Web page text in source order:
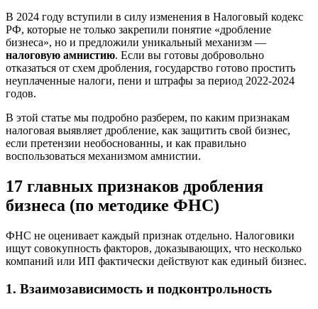
В 2024 году вступили в силу изменения в Налоговый кодекс
РФ, которые не только закрепили понятие «дробление
бизнеса», но и предложили уникальный механизм —
налоговую амнистию. Если вы готовы добровольно
отказаться от схем дробления, государство готово простить
неуплаченные налоги, пени и штрафы за период 2022-2024
годов.
В этой статье мы подробно разберем, по каким признакам
налоговая выявляет дробление, как защитить свой бизнес,
если претензии необоснованны, и как правильно
воспользоваться механизмом амнистии.
17 главных признаков дробления
бизнеса (по методике ФНС)
ФНС не оценивает каждый признак отдельно. Налоговики
ищут совокупность факторов, доказывающих, что несколько
компаний или ИП фактически действуют как единый бизнес.
1. Взаимозависимость и подконтрольность